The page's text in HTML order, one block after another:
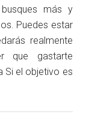
más y
Puedes estar
realmente
que gastarte
Si el objetivo es